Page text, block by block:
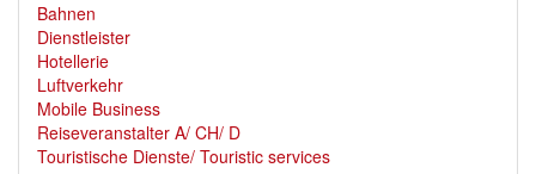
Bahnen
Dienstleister
Hotellerie
Luftverkehr
Mobile Business
Reiseveranstalter A/ CH/ D
Touristische Dienste/ Touristic services